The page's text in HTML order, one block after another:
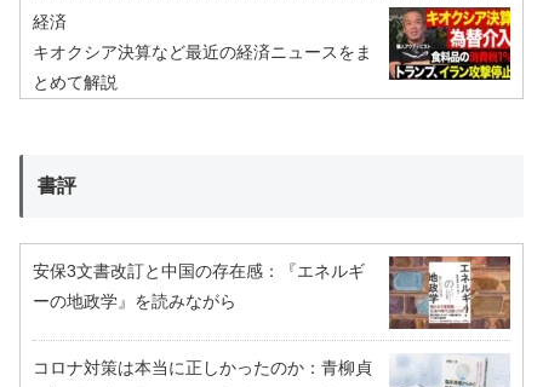
経済
キオクシア決算など最近の経済ニュースをま
とめて解説
書評
安保3文書改訂と中国の存在感：『エネルギ
ーの地政学』を読みながら
コロナ対策は本当に正しかったのか：青柳貞